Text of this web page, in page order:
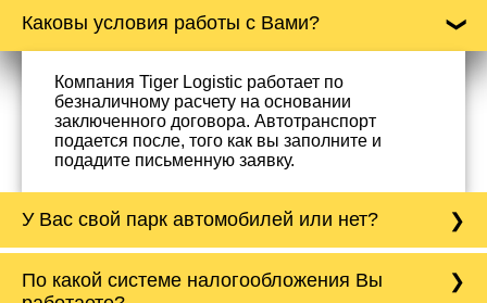
Каковы условия работы с Вами?
Компания Tiger Logistic работает по
безналичному расчету на основании
заключенного договора. Автотранспорт
подается после, того как вы заполните и
подадите письменную заявку.
У Вас свой парк автомобилей или нет?
насчитывает более 50 автомобилей
По какой системе налогообложения Вы